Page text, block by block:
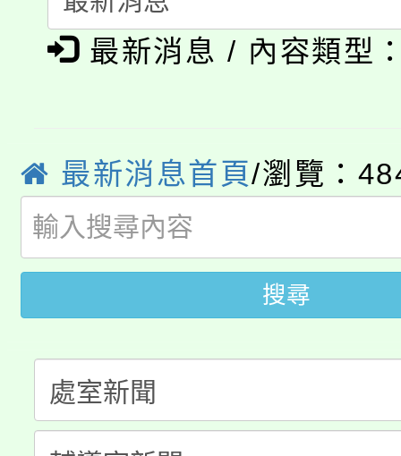
程
「本色祭」8/29、30在
場熱烈登場!
8/21下午1時於龍潭區
局官網。
8月14至27日，桃園電
開!
115年桃園市運動會8/
田徑場及游泳池舉行。
桃園市低收入戶享有免
視費優惠，中低收入戶
者。
大園自造教育及科技
份教師研習
淨零綠生活教案入校路
會
115年食農教育專業人
最新消息 / 內容類型
最新消息首頁/瀏覽：
搜尋